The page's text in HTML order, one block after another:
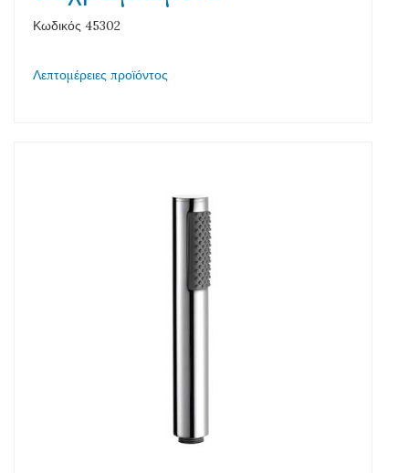
Κωδικός 45302
Λεπτομέρειες προϊόντος